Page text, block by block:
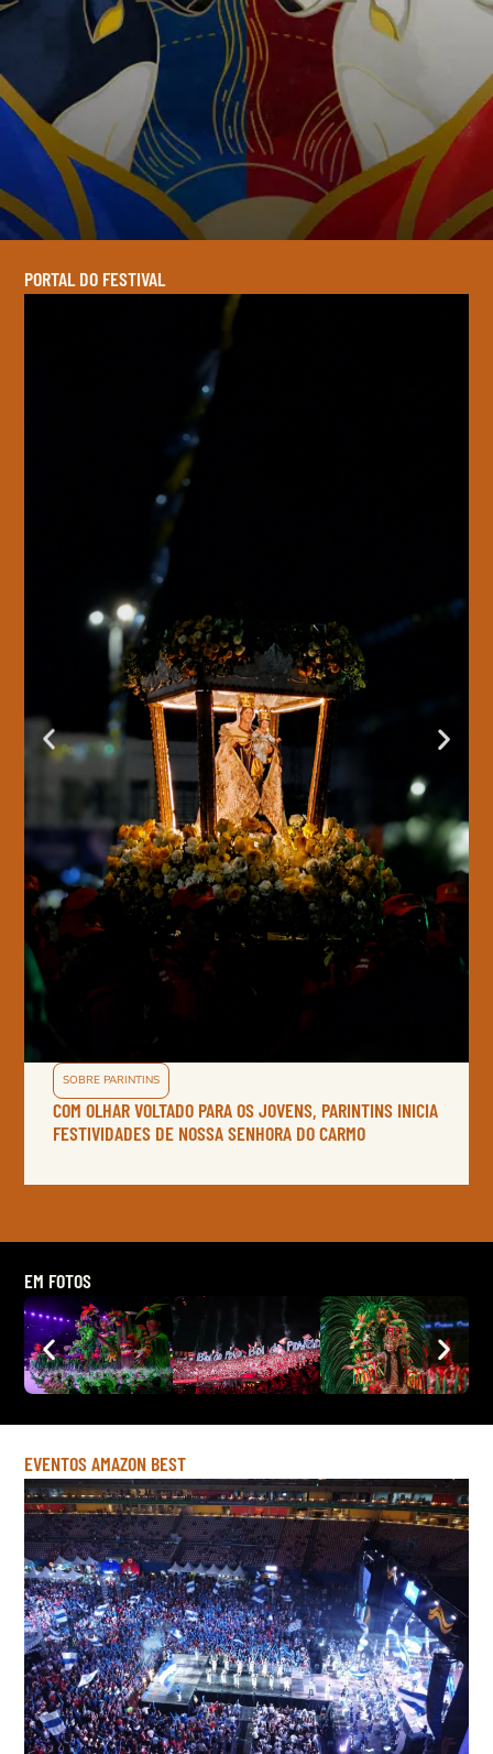
PORTAL DO FESTIVAL
SOBRE PARINTINS
COM OLHAR VOLTADO PARA OS JOVENS, PARINTINS INICIA
FESTIVIDADES DE NOSSA SENHORA DO CARMO
EM FOTOS
EVENTOS AMAZON BEST